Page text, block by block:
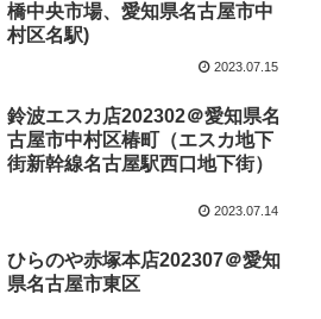
橋中央市場、愛知県名古屋市中
村区名駅)
2023.07.15
鈴波エスカ店202302＠愛知県名
古屋市中村区椿町（エスカ地下
街新幹線名古屋駅西口地下街）
2023.07.14
ひらのや赤塚本店202307＠愛知
県名古屋市東区